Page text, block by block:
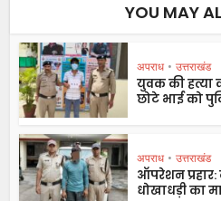
YOU MAY
अपराध • उत्तराखंड
युवक की
छोटे भाई को
अपराध • उत्तराखंड
ऑपरेशन
धोखाधड़ी का